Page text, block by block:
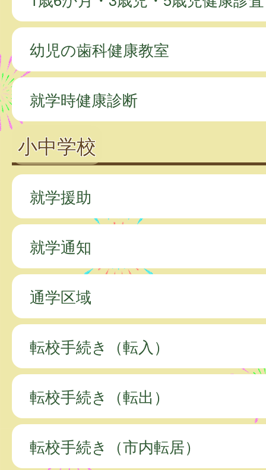
幼児の歯科健康教室
就学時健康診断
小中学校
就学援助
就学通知
通学区域
転校手続き（転入）
転校手続き（転出）
転校手続き（市内転居）